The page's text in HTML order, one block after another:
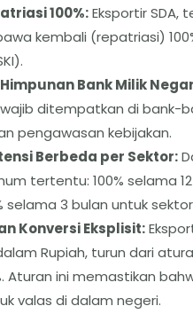
100%:Eksportir SDA,
kembali (repatriasi)
Himpunan Bank Milik
ditempatkan di bank-
pengawasan kebijakan.
Berbeda per Sektor:
tertentu: 100% selama
selama 3 bulan untuk
Konversi Eksplisit:
Rupiah, turun dari
Aturan ini memastikan
valas di dalam negeri.